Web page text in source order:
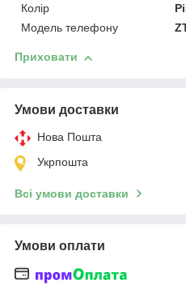
Колір
Модель телефону
Приховати
Умови доставки
Нова Пошта
Укрпошта
Всі умови доставки
Умови оплати